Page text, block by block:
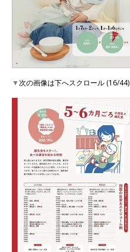
▼次の画像は下へスクロール (16/44)